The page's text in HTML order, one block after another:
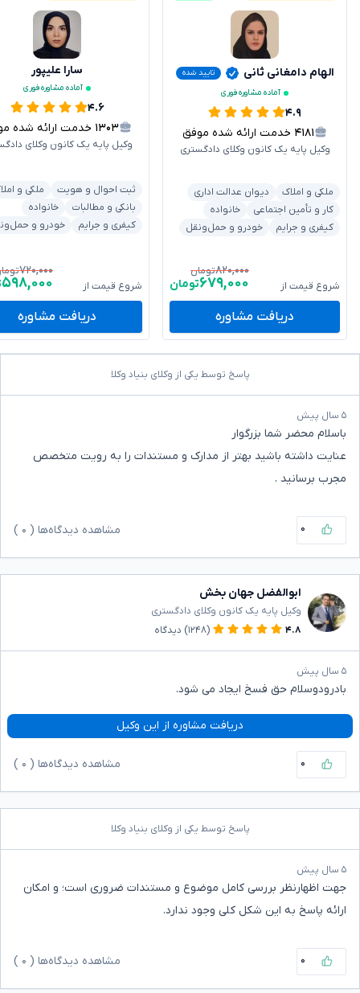
الهام دامغانی ثانی
تایید شده
آماده مشاوره فوری
۴.۹
۴۱۸۱ خدمت ارائه شده موفق
وکیل پایه یک کانون وکلای دادگستری
ملکی و املاک
دیوان عدالت اداری
کار و تأمین اجتماعی
خانواده
کیفری و جرایم
خودرو و حمل‌ونقل
شروع قیمت از
۸۲۰,۰۰۰تومان
۶۷۹,۰۰۰تومان
دریافت مشاوره
سارا علیپور
آماده مشاوره فوری
۴.۶
۱۳۰۳ خدمت ارائه شده موفق
وکیل پایه یک کانون وکلای
ثبت احوال و هویت
ملکی و
بانکی و مطالبات
خانواده
کیفری و جرایم
خودرو و
شروع قیمت از
۷۲۰,۰۰۰
۵۹۸,۰۰۰
دریافت مشاوره
پاسخ توسط یکی از وکلای بنیاد وکلا
۵ سال پیش
باسلام محضر شما بزرگوار
عنایت داشته باشید بهتر از مدارک و مستندات را به رویت متخصص
مجرب برسانید .
۰ مشاهده دیدگاه‌ها ( ۰
ابوالفضل جهان بخش
وکیل پایه یک کانون وکلای دادگستری
۴.۸
(۱۲۴۸) دیدگاه
۵ سال پیش
بادرودوسلام حق فسخ ایجاد می شود.
دریافت مشاوره از این وکیل
۰ مشاهده دیدگاه‌ها ( ۰
پاسخ توسط یکی از وکلای بنیاد وکلا
۵ سال پیش
جهت اظهارنظر بررسی کامل موضوع و مستندات ضروری است؛ و امکان
ارائه پاسخ به این شکل کلی وجود ندارد.
۰ مشاهده دیدگاه‌ها ( ۰